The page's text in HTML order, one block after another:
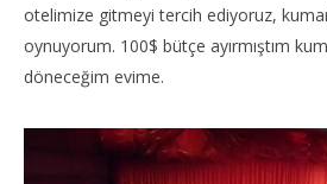
otelimize gitmeyi tercih ediyoruz,
oynuyorum. 100$ bütçe ayırmıştım
döneceğim evime.